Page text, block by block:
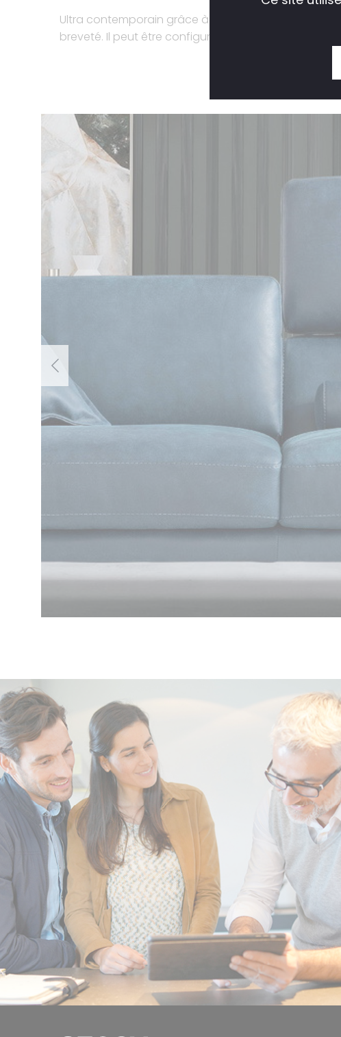
Ultra contemporain grâce à son piètement fin, le
breveté. Il peut être configuré de nombreuses façons